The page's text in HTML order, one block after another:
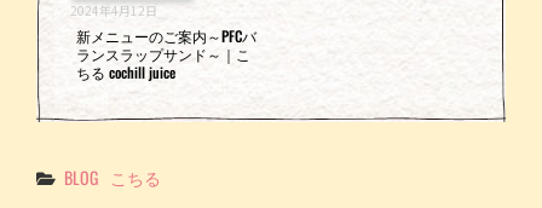
2024年4月12日
新メニューのご案内～PFCバ
ランスラップサンド～｜こ
ちる cochill juice
Categories
BLOG こちる